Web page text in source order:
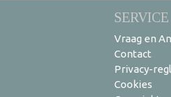
Vraag en
Contact
Privacy-
Cookies